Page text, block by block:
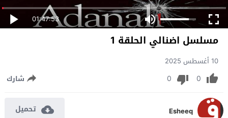
01:47:53
مسلسل اضنالي الحلقة 1
10 أغسطس 2025
0
0 شارك
Esheeq تحميل